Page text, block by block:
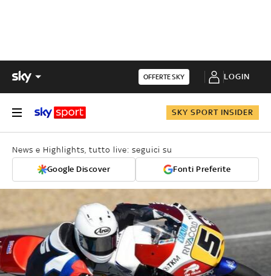
OFFERTE SKY LOGIN
SKY SPORT INSIDER
News e Highlights, tutto live: seguici su
Google Discover Fonti Preferite